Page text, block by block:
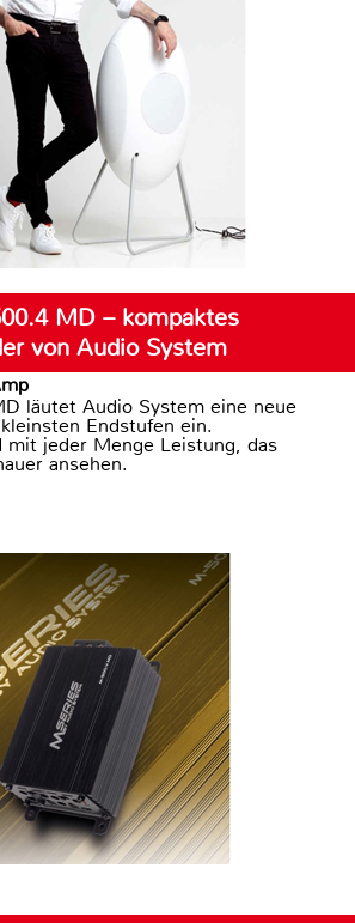
MD – kompaktes
von Audio System
läutet Audio System eine neue
Endstufen ein.
mit jeder Menge Leistung, das
ansehen.